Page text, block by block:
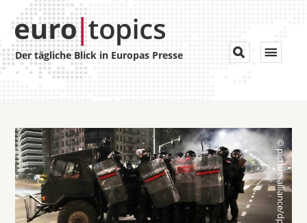
Der tägliche Blick in Europas Presse Toggle

